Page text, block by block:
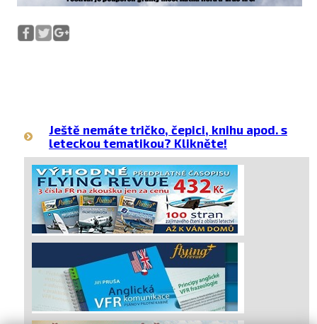
Ještě nemáte tričko, čepici, knihu apod. s
leteckou tematikou? Klikněte!